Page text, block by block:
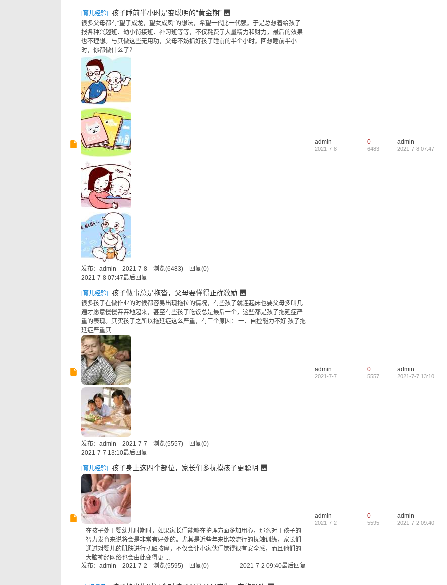
一
[育儿经验] 孩子睡前半小时是变聪明的“黄金期”
很多父母都有“望子成龙，望女成凤”的想法，希望一代比一代强。于是总想着给孩子
报各种兴趣班、幼小衔接班、补习班等等，不仅耗费了大量精力和财力，最后的效果
也不理想。与其做这些无用功，父母不妨抓好孩子睡前的半个小时。回想睡前半小
时，你都做什么了？‍ ...
发布： admin 2021-7-8 浏览(6483) 回复(0)
2021-7-8 07:47最后回复
admin
2021-7-8
0
6483
admin
2021-7-8 07:47
[育儿经验] 孩子做事总是拖沓，父母要懂得正确激励
很多孩子在做作业的时候都容易出现拖拉的情况，有些孩子就连起床也要父母多叫几
遍才愿意慢慢吞吞地起来，甚至有些孩子吃饭总是最后一个，这些都是孩子拖延症严
重的表现。其实孩子之所以拖延症这么严重，有三个原因： 一、自控能力不好 孩子拖
延症严重其 ...
发布： admin 2021-7-7 浏览(5557) 回复(0)
2021-7-7 13:10最后回复
admin
2021-7-7
0
5557
admin
2021-7-7 13:10
[育儿经验] 孩子身上这四个部位，家长们多抚摸孩子更聪明
在孩子处于婴幼儿时期时，如果家长们能够在护理方面多加用心，那么对于孩子的
智力发育来说将会是非常有好处的。尤其是近些年来比较流行的抚触训练，家长们
通过对婴儿的肌肤进行抚触按摩，不仅会让小家伙们觉得很有安全感，而且他们的
大脑神经网络也会由此变得更 ...
发布： admin 2021-7-2 浏览(5595) 回复(0) 2021-7-2 09:40最后回复
admin
2021-7-2
0
5595
admin
2021-7-2 09:40